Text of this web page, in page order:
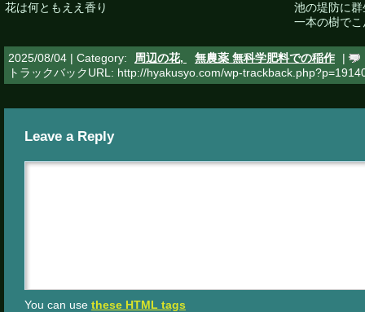
花は何ともええ香り
池の堤防に
一本の樹で
2025/08/04 | Category: 周辺の花, 無農薬 無科学肥料での稲作
|
トラックバックURL: http://hyakusyo.com/wp-
Leave a Reply
You can use these HTML tags